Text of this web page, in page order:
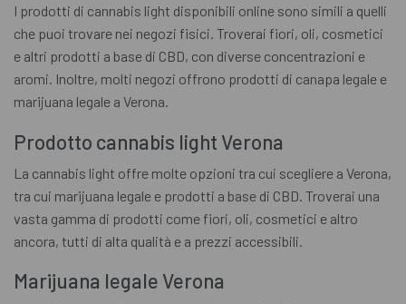
I prodotti di cannabis light disponibili online sono simili a quelli
che puoi trovare nei negozi fisici. Troverai fiori, oli, cosmetici
e altri prodotti a base di CBD, con diverse concentrazioni e
aromi. Inoltre, molti negozi offrono prodotti di canapa legale e
marijuana legale a Verona.
Prodotto cannabis light Verona
La cannabis light offre molte opzioni tra cui scegliere a Verona,
tra cui marijuana legale e prodotti a base di CBD. Troverai una
vasta gamma di prodotti come fiori, oli, cosmetici e altro
ancora, tutti di alta qualità e a prezzi accessibili.
Marijuana legale Verona